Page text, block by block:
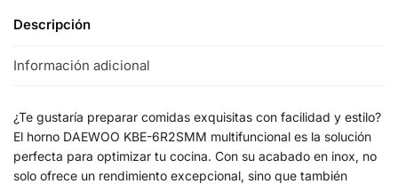
Descripción
Información adicional
¿Te gustaría preparar comidas exquisitas con facilidad y estilo?
El horno DAEWOO KBE-6R2SMM multifuncional es la solución
perfecta para optimizar tu cocina. Con su acabado en inox, no
solo ofrece un rendimiento excepcional, sino que también